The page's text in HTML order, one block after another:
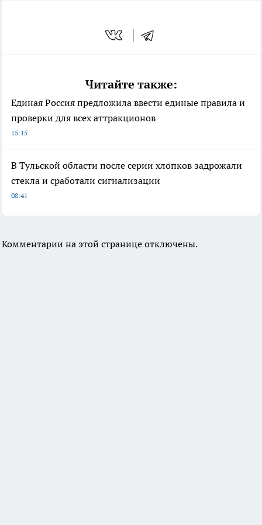
Читайте также:
Единая Россия предложила ввести единые правила и
проверки для всех аттракционов
15:15
В Тульской области после серии хлопков задрожали
стекла и сработали сигнализации
08:41
Комментарии на этой странице отключены.